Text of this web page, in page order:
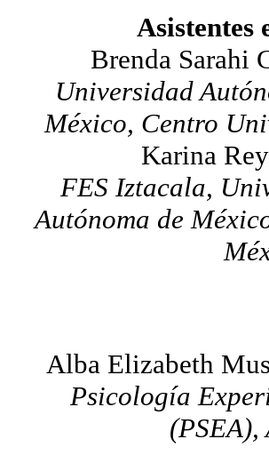
Asistentes
Brenda Sarahi
Universidad
México, Centro
Karina
FES Iztacala,
Autónoma de
Alba Elizabeth
Psicología